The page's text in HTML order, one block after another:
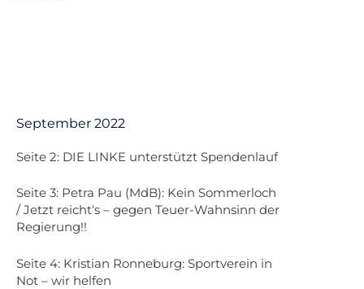
September 2022
Seite 2: DIE LINKE unterstützt Spendenlauf
Seite 3: Petra Pau (MdB): Kein Sommerloch
/ Jetzt reicht‘s – gegen Teuer-Wahnsinn der
Regierung!!
Seite 4: Kristian Ronneburg: Sportverein in
Not – wir helfen